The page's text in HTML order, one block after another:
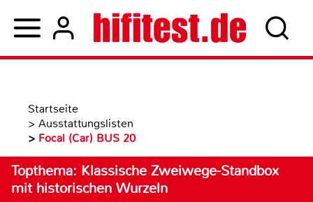
Startseite
> Ausstattungslisten
> Focal (Car) BUS 20
Topthema: Klassische Zweiwege-Standbox
mit historischen Wurzeln